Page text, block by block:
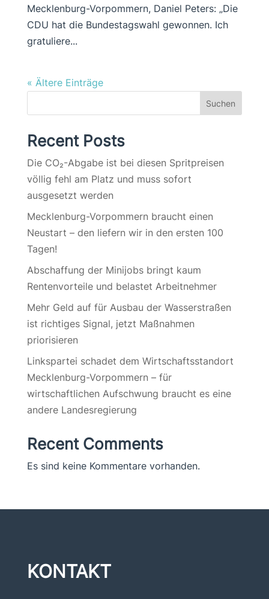
Mecklenburg-Vorpommern, Daniel Peters: „Die
CDU hat die Bundestagswahl gewonnen. Ich
gratuliere...
« Ältere Einträge
Suchen
Recent Posts
Die CO₂-Abgabe ist bei diesen Spritpreisen
völlig fehl am Platz und muss sofort
ausgesetzt werden
Mecklenburg-Vorpommern braucht einen
Neustart – den liefern wir in den ersten 100
Tagen!
Abschaffung der Minijobs bringt kaum
Rentenvorteile und belastet Arbeitnehmer
Mehr Geld auf für Ausbau der Wasserstraßen
ist richtiges Signal, jetzt Maßnahmen
priorisieren
Linkspartei schadet dem Wirtschaftsstandort
Mecklenburg-Vorpommern – für
wirtschaftlichen Aufschwung braucht es eine
andere Landesregierung
Recent Comments
Es sind keine Kommentare vorhanden.
KONTAKT